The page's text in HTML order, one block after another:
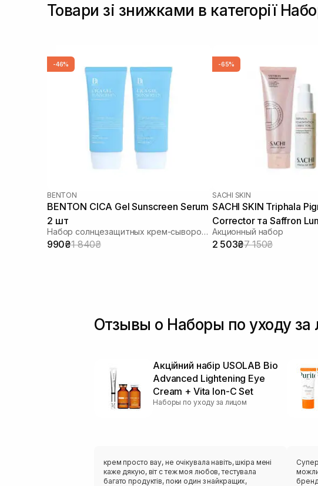
Товари зі знижками в категорії
-46%
BENTON
BENTON CICA Gel Sunscreen Serum
2 шт
Набор солнцезащитных крем-сывороток
990₴1 840₴
-65%
SACHI SKIN
SACHI SKIN Triphala
Corrector та Saffron
Cleanser
Акционный набор
2 503₴7 150₴
Отзывы о Наборы по уходу
Акційний набір USOLAB Bio
Advanced Lightening Eye
Cream + Vita Ion-C Set
Наборы по уходу за лицом
крем просто вау, не очікувала навіть, шкіра мені
каже дякую, віт с теж моя любов, тестувала
багато продуктів, поки один з найкращих,
Супер